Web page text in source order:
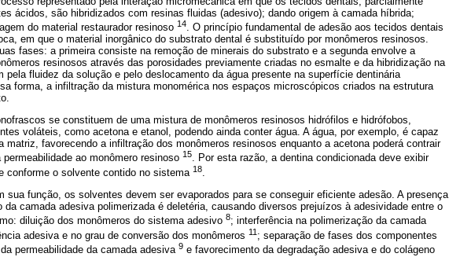
ácidos, são hibridizados com resinas fluidas (adesivo); dando origem à camada híbrida;
do material restaurador resinoso 14
. O princípio fundamental de adesão aos tecidos dentais
em que o material inorgânico do substrato dental é substituído por monômeros resinosos.
fases: a primeira consiste na remoção de minerais do substrato e a segunda envolve a
resinosos através das porosidades previamente criadas no esmalte e da hibridização na
pela fluidez da solução e pelo deslocamento da água presente na superfície dentinária
forma, a infiltração da mistura monomérica nos espaços microscópicos criados na estrutura
se constituem de uma mistura de monômeros resinosos hidrófilos e hidrófobos,
voláteis, como acetona e etanol, podendo ainda conter água. A água, por exemplo, é capaz
matriz, favorecendo a infiltração dos monômeros resinosos enquanto a acetona poderá contrair
ao monômero resinoso 15. Por esta razão, a dentina condicionada deve exibir
conforme o solvente contido no sistema 18
sua função, os solventes devem ser evaporados para se conseguir eficiente adesão. A presença
da camada adesiva polimerizada é deletéria, causando diversos prejuízos à adesividade entre o
diluição dos monômeros do sistema adesivo 8; interferência na polimerização da camada
adesiva e no grau de conversão dos monômeros 11 ; separação de fases dos componentes
permeabilidade da camada adesiva 9 e favorecimento da degradação adesiva e do colágeno